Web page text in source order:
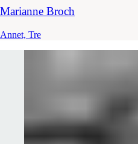
Marianne Broch
Annet, Tre